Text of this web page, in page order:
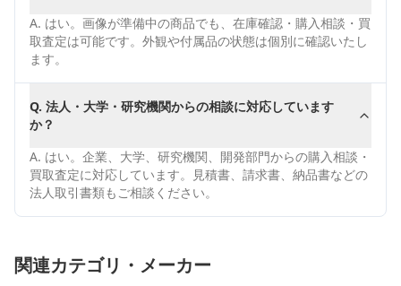
A. はい。画像が準備中の商品でも、在庫確認・購入相談・買
取査定は可能です。外観や付属品の状態は個別に確認いたし
ます。
Q. 法人・大学・研究機関からの相談に対応しています
か？
A. はい。企業、大学、研究機関、開発部門からの購入相談・
買取査定に対応しています。見積書、請求書、納品書などの
法人取引書類もご相談ください。
関連カテゴリ・メーカー